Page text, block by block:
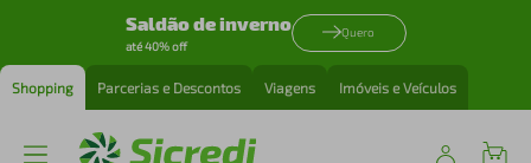
Saldão de inverno
até 40% off
Quero
Shopping Parcerias e Descontos Viagens Imóveis e Veículos